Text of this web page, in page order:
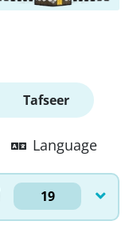
Tafseer
Language
19